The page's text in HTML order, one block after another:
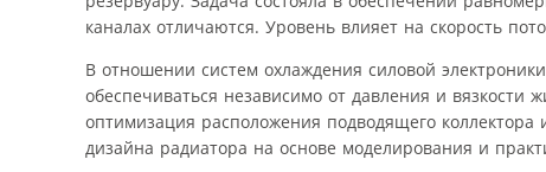
каналах отличаются. Уровень влияет на скорость
В отношении систем охлаждения силовой
обеспечиваться независимо от давления и
оптимизация расположения подводящего
дизайна радиатора на основе моделирования и